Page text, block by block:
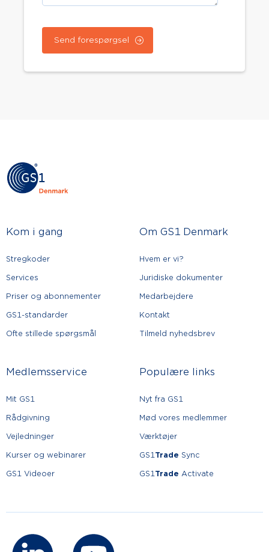
Kom i gang
Stregkoder
Services
Priser og abonnementer
GS1-standarder
Ofte stillede spørgsmål
Om GS1 Denmark
Hvem er vi?
Juridiske dokumenter
Medarbejdere
Kontakt
Tilmeld nyhedsbrev
Medlemsservice
Mit GS1
Rådgivning
Vejledninger
Kurser og webinarer
GS1 Videoer
Populære links
Nyt fra GS1
Mød vores medlemmer
Værktøjer
GS1Trade Sync
GS1Trade Activate